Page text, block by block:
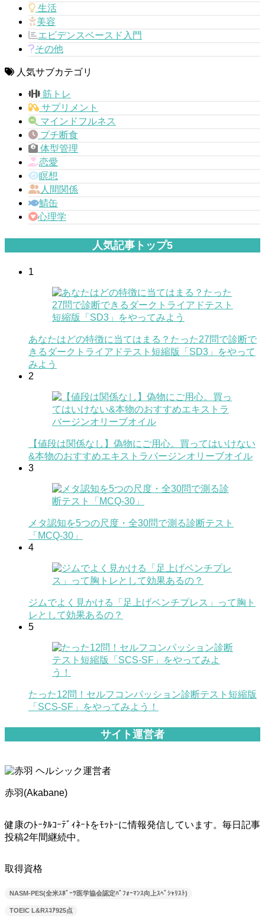
生活
美容
エビデンスベースド入門
その他
人気サブカテゴリ
筋トレ
サプリメント
マインドフルネス
プチ断食
体型管理
恋愛
瞑想
人間関係
鯖缶
心理学
人気記事トップ5
1
あなたはどの特徴に当てはまる？たった27問で診断で
きるダークトライアドテスト短縮版「SD3」をやって
みよう
2
【値段は関係なし】偽物にご用心。買ってはいけない
&本物のおすすめエキストラバージンオリーブオイル
3
メタ認知を5つの尺度・全30問で測る診断テスト
「MCQ-30」
4
ジムでよく見かける「足上げベンチプレス」って胸ト
レとして効果あるの？
5
たった12問！セルフコンパッション診断テスト短縮版
「SCS-SF」をやってみよう！
サイト運営者
赤羽(Akabane)
健康のﾄｰﾀﾙｺｰﾃﾞｨﾈｰﾄをﾓｯﾄｰに情報発信しています。毎日記事
投稿2年間継続中。
取得資格
NASM-PES(全米ｽﾎﾟｰﾂ医学協会認定ﾊﾟﾌｫｰﾏﾝｽ向上ｽﾍﾟｼｬﾘｽﾄ)
TOEIC L&Rｽｺｱ925点